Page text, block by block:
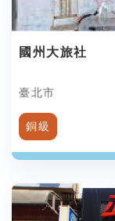
國州大旅社
臺北市
銅級